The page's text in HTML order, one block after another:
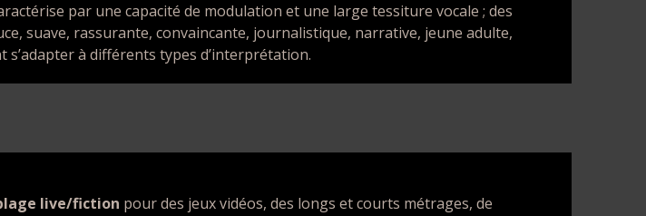
par une capacité de modulation et une large tessiture vocale ; des
suave, rassurante, convaincante, journalistique, narrative, jeune adulte,
à différents types d’interprétation.
live/fiction pour des jeux vidéos, des longs et courts métrages, de